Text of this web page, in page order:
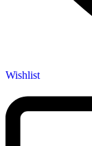
Wishlist